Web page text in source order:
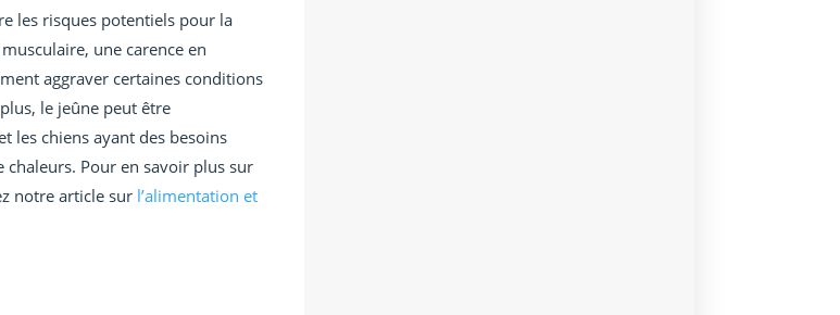
les risques potentiels pour la
une carence en
aggraver certaines conditions
le jeûne peut être
les chiens ayant des besoins
Pour en savoir plus sur
notre article sur l’alimentation et